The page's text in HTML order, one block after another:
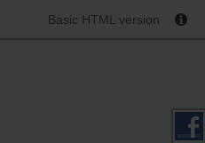
Basic HTML version